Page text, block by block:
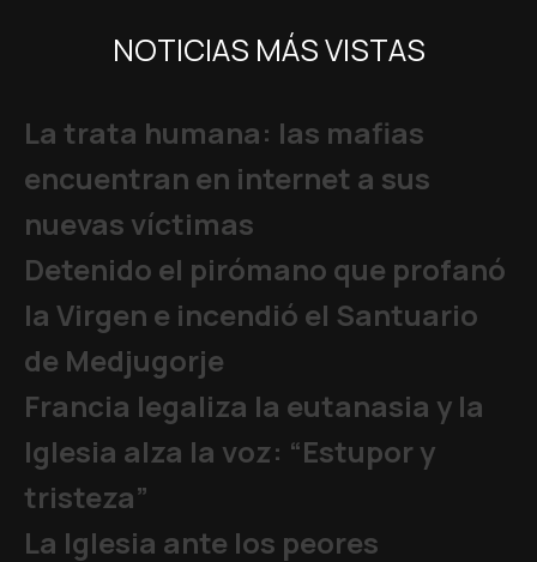
NOTICIAS MÁS VISTAS
La trata humana: las mafias
encuentran en internet a sus
nuevas víctimas
Detenido el pirómano que profanó
la Virgen e incendió el Santuario
de Medjugorje
Francia legaliza la eutanasia y la
Iglesia alza la voz: “Estupor y
tristeza”
La Iglesia ante los peores